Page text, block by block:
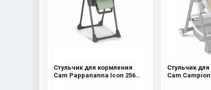
Стульчик для кормления
Cam Pappananna Icon 256
Стульчик
Cam